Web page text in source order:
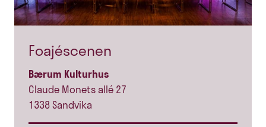
Foajéscenen
Bærum Kulturhus
Claude Monets allé 27
1338 Sandvika